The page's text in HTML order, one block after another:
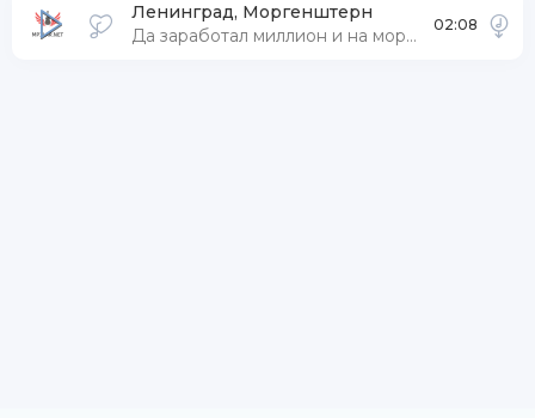
Ленинград, Моргенштерн
Да заработал миллион и на морях как посейдон
02:08